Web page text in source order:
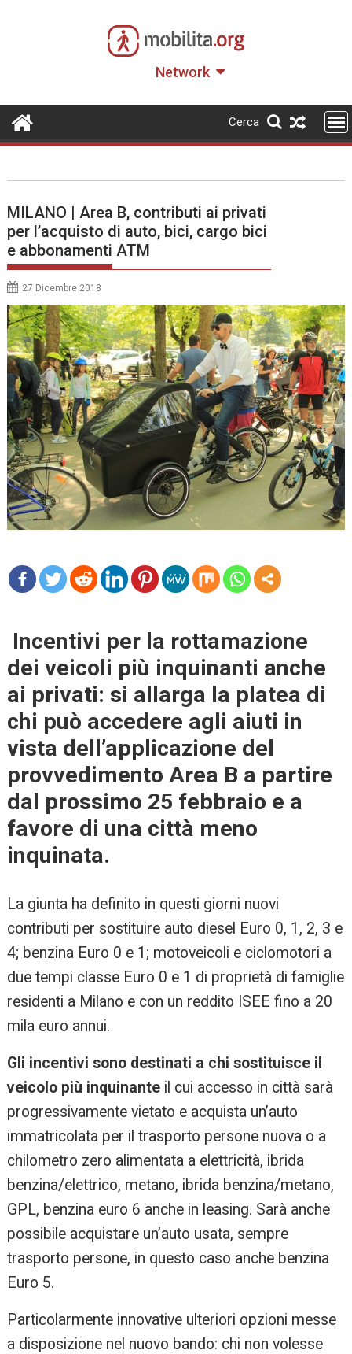
Network
Cerca
MILANO | Area B, contributi ai privati
per l’acquisto di auto, bici, cargo bici
e abbonamenti ATM
27 Dicembre 2018
re
Incentivi per la rottamazione
dei veicoli più inquinanti anche
ai privati: si allarga la platea di
chi può accedere agli aiuti in
vista dell’applicazione del
provvedimento Area B a partire
dal prossimo 25 febbraio e a
favore di una città meno
inquinata.
La giunta ha definito in questi giorni nuovi
contributi per sostituire auto diesel Euro 0, 1, 2, 3 e
4; benzina Euro 0 e 1; motoveicoli e ciclomotori a
due tempi classe Euro 0 e 1 di proprietà di famiglie
residenti a Milano e con un reddito ISEE fino a 20
mila euro annui.
Gli incentivi sono destinati a chi sostituisce il
veicolo più inquinante il cui accesso in città sarà
progressivamente vietato e acquista un’auto
immatricolata per il trasporto persone nuova o a
chilometro zero alimentata a elettricità, ibrida
benzina/elettrico, metano, ibrida benzina/metano,
GPL, benzina euro 6 anche in leasing. Sarà anche
possibile acquistare un’auto usata, sempre
trasporto persone, in questo caso anche benzina
Euro 5.
Particolarmente innovative ulteriori opzioni messe
a disposizione nel nuovo bando: chi non volesse